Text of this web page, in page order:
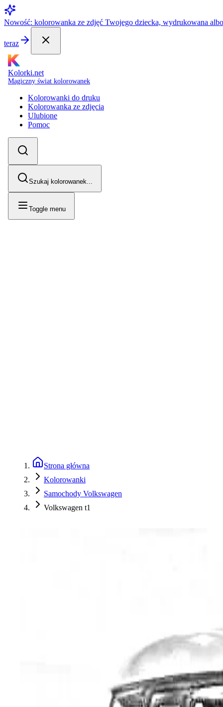
Nowość: kolorowanka ze zdjęć Twojego dziecka, wydrukowana
teraz
Kolorki.net
Magiczny świat kolorowanek
Kolorowanki do druku
Kolorowanka ze zdjęcia
Ulubione
Pomoc
Szukaj kolorowanek...
Toggle menu
Strona główna
Kolorowanki
Samochody Volkswagen
Volkswagen t1